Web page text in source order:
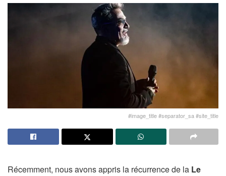
#image_title #separator_sa #site_title
Récemment, nous avons appris la récurrence de la Le